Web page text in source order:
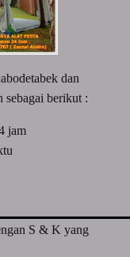
dan
sebagai berikut :
jam
S & K yang